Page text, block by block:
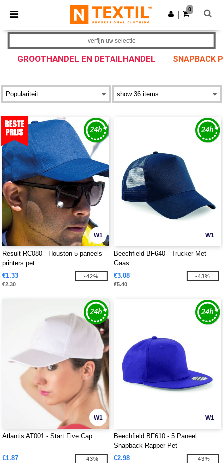
× Ntextil-app
Betere prijzen in de app!
Download app
0
GROOTHANDEL EN DETAILHANDEL SNAPBACK
verfijn uw selectie
W1
Result RC080 - Houston 5-paneels
printers pet
€1.33
€2.30
-42%
W1
Beechfield BF640 - Trucker Met
Gaas
€3.08
€5.40
-43%
W1
Atlantis AT001 - Start Five Cap
€1.87 -43%
W1
Beechfield BF610 - 5 Paneel
Snapback Rapper Pet
€2.98
-43%